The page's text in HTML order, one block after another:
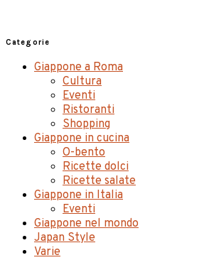
Categorie
Giappone a Roma
Cultura
Eventi
Ristoranti
Shopping
Giappone in cucina
O-bento
Ricette dolci
Ricette salate
Giappone in Italia
Eventi
Giappone nel mondo
Japan Style
Varie